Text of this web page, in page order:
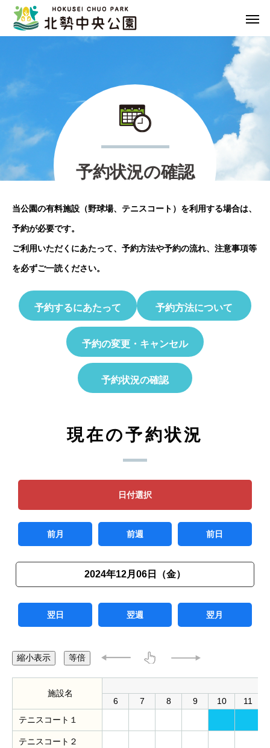
予約状況の確認
当公園の有料施設（野球場、テニスコート）を利用する場合は、
予約が必要です。
ご利用いただくにあたって、予約方法や予約の流れ、注意事項等
を必ずご一読ください。
予約するにあたって 予約方法について
予約の変更・キャンセル
予約状況の確認
現在の予約状況
日付選択
前月 前週 前日
2024年12月06日（金）
翌日 翌週 翌月
縮小表示 等倍
施設名
6
7 8 9 10 11
テニスコート１
テニスコート２